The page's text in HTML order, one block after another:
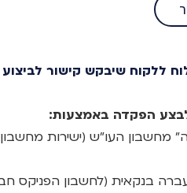
ללקוח שיבקש קישור
לבצע הפקדה באמצעות:
מחשבון העו"ש (ישירות
בנקאית (לחשבון הפניקס חברה